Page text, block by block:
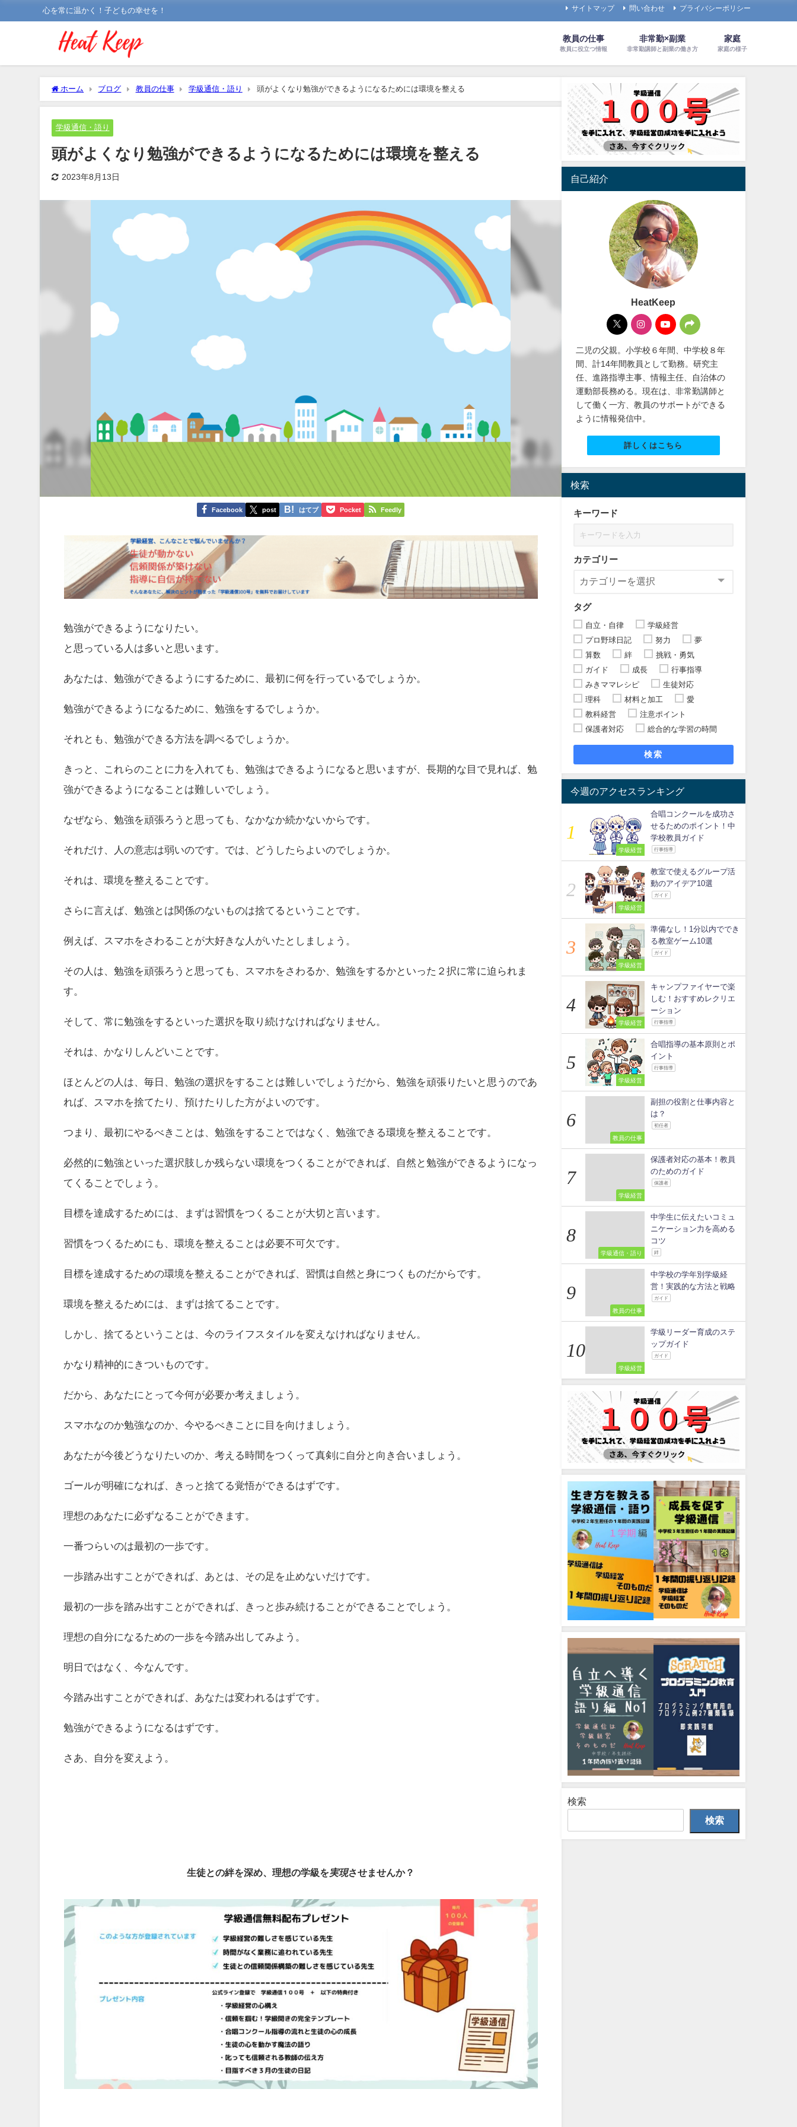
心を常に温かく！子どもの幸せを！ サイトマップ 問い合わせ プライバシーポリシー
教員の仕事
教員に役立つ情報
非常勤×副業
非常勤講師と副業の働き方
家庭
家庭の様子
ホーム ブログ 教員の仕事 学級通信・語り 頭がよくなり勉強ができるようになるためには環境を整える
学級通信・語り
頭がよくなり勉強ができるようになるためには環境を整える
2023年8月13日
Facebook post はてブ Pocket Feedly
勉強ができるようになりたい。
と思っている人は多いと思います。
あなたは、勉強ができるようにするために、最初に何を行っているでしょうか。
勉強ができるようになるために、勉強をするでしょうか。
それとも、勉強ができる方法を調べるでしょうか。
きっと、これらのことに力を入れても、勉強はできるようになると思いますが、長期的な目で見れば、勉
強ができるようになることは難しいでしょう。
なぜなら、勉強を頑張ろうと思っても、なかなか続かないからです。
それだけ、人の意志は弱いのです。では、どうしたらよいのでしょうか。
それは、環境を整えることです。
さらに言えば、勉強とは関係のないものは捨てるということです。
例えば、スマホをさわることが大好きな人がいたとしましょう。
その人は、勉強を頑張ろうと思っても、スマホをさわるか、勉強をするかといった２択に常に迫られま
す。
そして、常に勉強をするといった選択を取り続けなければなりません。
それは、かなりしんどいことです。
ほとんどの人は、毎日、勉強の選択をすることは難しいでしょうだから、勉強を頑張りたいと思うのであ
れば、スマホを捨てたり、預けたりした方がよいのです。
つまり、最初にやるべきことは、勉強をすることではなく、勉強できる環境を整えることです。
必然的に勉強といった選択肢しか残らない環境をつくることができれば、自然と勉強ができるようになっ
てくることでしょう。
目標を達成するためには、まずは習慣をつくることが大切と言います。
習慣をつくるためにも、環境を整えることは必要不可欠です。
目標を達成するための環境を整えることができれば、習慣は自然と身につくものだからです。
環境を整えるためには、まずは捨てることです。
しかし、捨てるということは、今のライフスタイルを変えなければなりません。
かなり精神的にきついものです。
だから、あなたにとって今何が必要か考えましょう。
スマホなのか勉強なのか、今やるべきことに目を向けましょう。
あなたが今後どうなりたいのか、考える時間をつくって真剣に自分と向き合いましょう。
ゴールが明確になれば、きっと捨てる覚悟ができるはずです。
理想のあなたに必ずなることができます。
一番つらいのは最初の一歩です。
一歩踏み出すことができれば、あとは、その足を止めないだけです。
最初の一歩を踏み出すことができれば、きっと歩み続けることができることでしょう。
理想の自分になるための一歩を今踏み出してみよう。
明日ではなく、今なんです。
今踏み出すことができれば、あなたは変われるはずです。
勉強ができるようになるはずです。
さあ、自分を変えよう。
生徒との絆を深め、理想の学級を実現させませんか？
自己紹介
HeatKeep
二児の父親。小学校６年間、中学校８年
間、計14年間教員として勤務。研究主
任、進路指導主事、情報主任、自治体の
運動部長務める。現在は、非常勤講師と
して働く一方、教員のサポートができる
ように情報発信中。
詳しくはこちら
検索
キーワード
カテゴリー
タグ
自立・自律
学級経営
プロ野球日記
努力
夢
算数
絆
挑戦・勇気
ガイド
成長
行事指導
みきママレシピ
生徒対応
理科
材料と加工
愛
教科経営
注意ポイント
保護者対応
総合的な学習の時間
検索
今週のアクセスランキング
学級経営
合唱コンクールを成功さ
せるためのポイント！中
学校教員ガイド
行事指導
学級経営
教室で使えるグループ活
動のアイデア10選
ガイド
学級経営
準備なし！1分以内ででき
る教室ゲーム10選
ガイド
学級経営
キャンプファイヤーで楽
しむ！おすすめレクリエ
ーション
行事指導
学級経営
合唱指導の基本原則とポ
イント
行事指導
教員の仕事
副担の役割と仕事内容と
は？
初任者
学級経営
保護者対応の基本！教員
のためのガイド
保護者
学級通信・語り
中学生に伝えたいコミュ
ニケーション力を高める
コツ
絆
教員の仕事
中学校の学年別学級経
営！実践的な方法と戦略
ガイド
学級経営
学級リーダー育成のステ
ップガイド
ガイド
検索
検索